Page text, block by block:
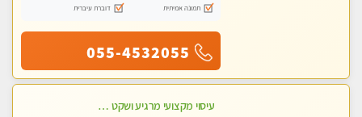
תמונה אמיתית
דוברת עיברית
055-4532055
עיסוי מקצועי מרגיע ושקט במקום מדהים עיסוי מושקע מאוד